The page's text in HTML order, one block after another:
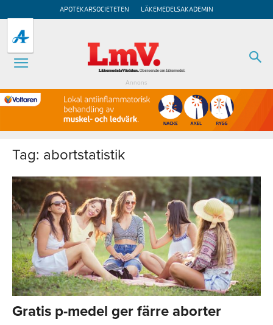
APOTEKARSOCIETETEN LÄKEMEDELSAKADEMIN
Annons
Tag: abortstatistik
Gratis p-medel ger färre aborter